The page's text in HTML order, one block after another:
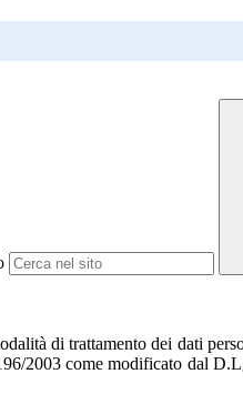
di trattamento dei dati
2003 come modificato dal